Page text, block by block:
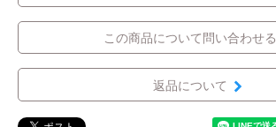
この商品について問い合わせる
返品について